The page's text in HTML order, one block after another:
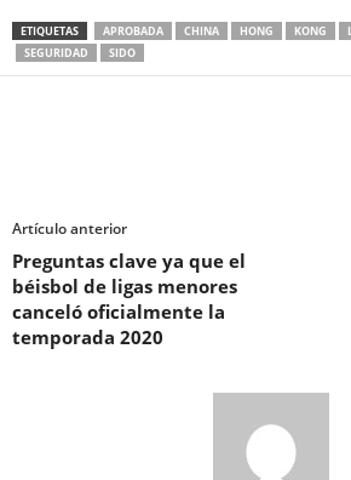
ETIQUETAS APROBADA CHINA HONG KONG
SEGURIDAD
SIDO
Artículo anterior
Preguntas clave ya que el
béisbol de ligas menores
canceló oficialmente la
temporada 2020